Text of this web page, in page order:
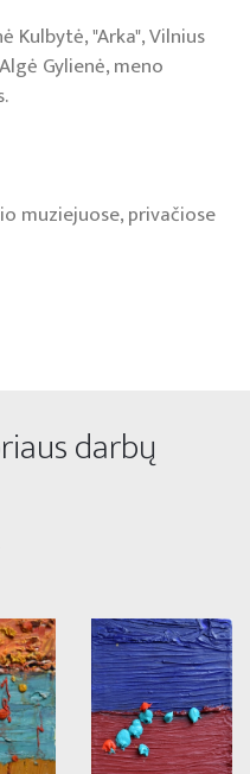
Kulbytė, "Arka", Vilnius
Gylienė, meno
muziejuose, privačiose
darbų